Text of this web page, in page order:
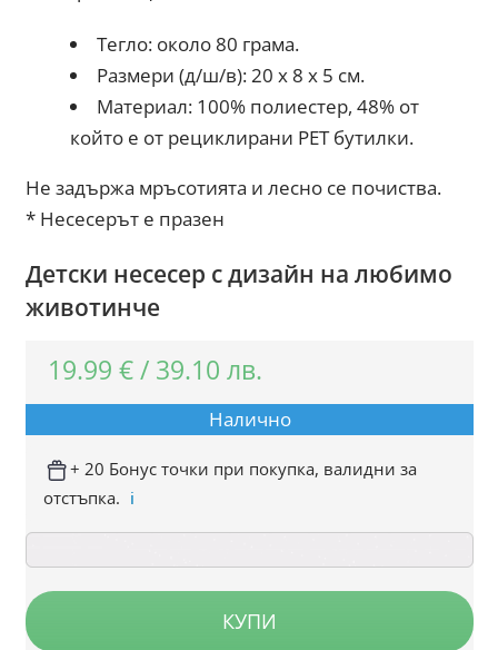
Тегло: около 80 грама.
Размери (д/ш/в): 20 x 8 x 5 см.
Материал: 100% полиестер, 48% от
който е от рециклирани PET бутилки.
Не задържа мръсотията и лесно се почиства.
* Несесерът е празен
Детски несесер с дизайн на любимо
животинче
19.99€ / 39.10лв.
Налично
+ 20 Бонус точки при покупка, валидни за
отстъпка. ℹ️
КУПИ